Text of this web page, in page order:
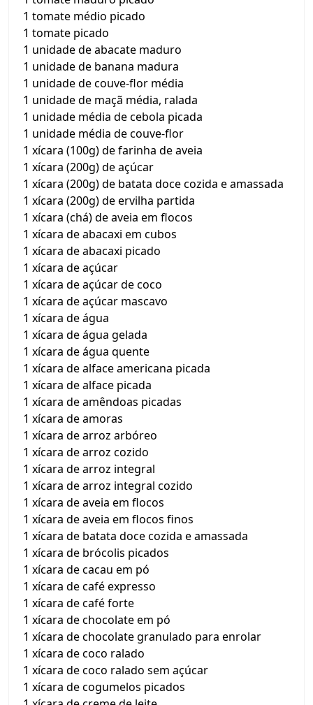
1 tomate médio picado
1 tomate picado
1 unidade de abacate maduro
1 unidade de banana madura
1 unidade de couve-flor média
1 unidade de maçã média, ralada
1 unidade média de cebola picada
1 unidade média de couve-flor
1 xícara (100g) de farinha de aveia
1 xícara (200g) de açúcar
1 xícara (200g) de batata doce cozida e amassada
1 xícara (200g) de ervilha partida
1 xícara (chá) de aveia em flocos
1 xícara de abacaxi em cubos
1 xícara de abacaxi picado
1 xícara de açúcar
1 xícara de açúcar de coco
1 xícara de açúcar mascavo
1 xícara de água
1 xícara de água gelada
1 xícara de água quente
1 xícara de alface americana picada
1 xícara de alface picada
1 xícara de amêndoas picadas
1 xícara de amoras
1 xícara de arroz arbóreo
1 xícara de arroz cozido
1 xícara de arroz integral
1 xícara de arroz integral cozido
1 xícara de aveia em flocos
1 xícara de aveia em flocos finos
1 xícara de batata doce cozida e amassada
1 xícara de brócolis picados
1 xícara de cacau em pó
1 xícara de café expresso
1 xícara de café forte
1 xícara de chocolate em pó
1 xícara de chocolate granulado para enrolar
1 xícara de coco ralado
1 xícara de coco ralado sem açúcar
1 xícara de cogumelos picados